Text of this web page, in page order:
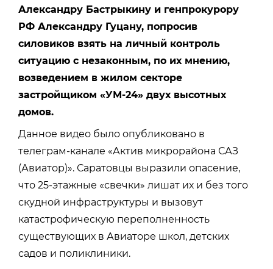
Александру Бастрыкину и генпрокурору
РФ Александру Гуцану, попросив
силовиков взять на личный контроль
ситуацию с незаконным, по их мнению,
возведением в жилом секторе
застройщиком «УМ-24» двух высотных
домов.
Данное видео было опубликовано в
телеграм-канале «Актив микрорайона САЗ
(Авиатор)». Саратовцы выразили опасение,
что 25-этажные «свечки» лишат их и без того
скудной инфраструктуры и вызовут
катастрофическую переполненность
существующих в Авиаторе школ, детских
садов и поликлиники.